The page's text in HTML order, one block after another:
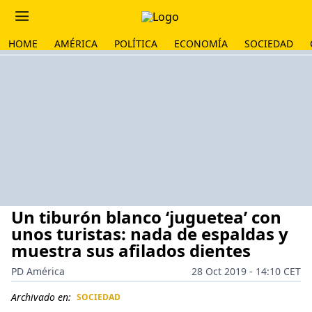
HOME AMÉRICA POLÍTICA ECONOMÍA SOCIEDAD
Un tiburón blanco ‘juguetea’ con
unos turistas: nada de espaldas y
muestra sus afilados dientes
PD América
28 Oct 2019 - 14:10 CET
Archivado en: SOCIEDAD